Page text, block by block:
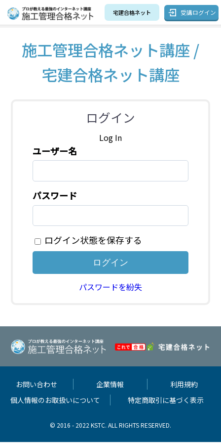
宅建合格ネット 受講ログイン
施工管理合格ネット講座 /
宅建合格ネット講座
ログイン
Log In
ユーザー名
パスワード
ログイン状態を保存する
パスワードを紛失
お問い合わせ 企業情報
利用規約
個人情報のお取扱いについて
特定商取引に基づく表示
© 2016 - 2022 KSTC. ALL RIGHTS RESERVED.